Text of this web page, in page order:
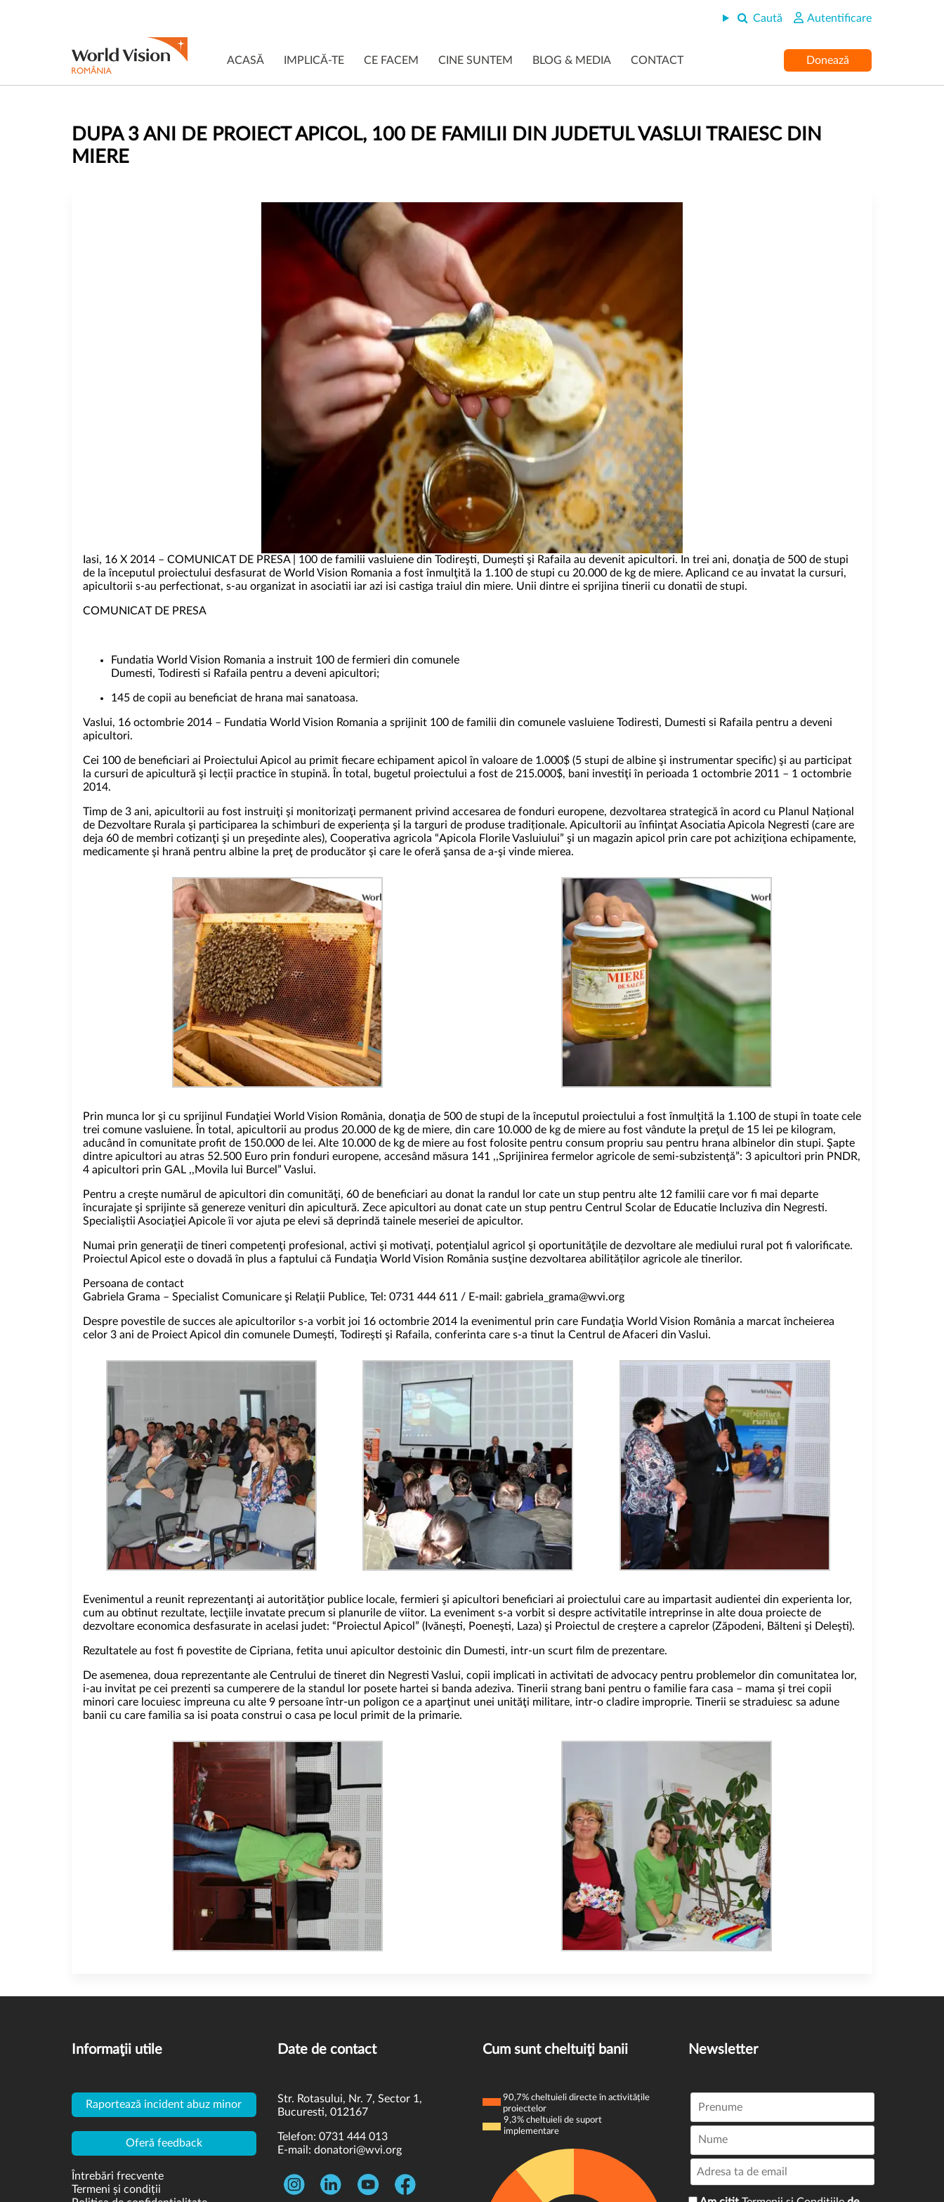
Caută Autentificare
ACASĂ IMPLICĂ-TE CE FACEM CINE SUNTEM BLOG & MEDIA CONTACT Donează
DUPA 3 ANI DE PROIECT APICOL, 100 DE FAMILII DIN JUDETUL VASLUI TRAIESC DIN
MIERE
Iasi, 16 X 2014 – COMUNICAT DE PRESA | 100 de familii vasluiene din Todireşti, Dumeşti şi Rafaila au devenit apicultori. In trei ani, donaţia de 500 de stupi
de la începutul proiectului desfasurat de World Vision Romania a fost înmulţită la 1.100 de stupi cu 20.000 de kg de miere. Aplicand ce au invatat la cursuri,
apicultorii s-au perfectionat, s-au organizat in asociatii iar azi isi castiga traiul din miere. Unii dintre ei sprijina tinerii cu donatii de stupi.
COMUNICAT DE PRESA
Fundatia World Vision Romania a instruit 100 de fermieri din comunele
Dumesti, Todiresti si Rafaila pentru a deveni apicultori;
145 de copii au beneficiat de hrana mai sanatoasa.
Vaslui, 16 octombrie 2014 – Fundatia World Vision Romania a sprijinit 100 de familii din comunele vasluiene Todiresti, Dumesti si Rafaila pentru a deveni
apicultori.
Cei 100 de beneficiari ai Proiectului Apicol au primit fiecare echipament apicol în valoare de 1.000$ (5 stupi de albine şi instrumentar specific) şi au participat
la cursuri de apicultură şi lecții practice în stupină. În total, bugetul proiectului a fost de 215.000$, bani investiţi în perioada 1 octombrie 2011 – 1 octombrie
2014.
Timp de 3 ani, apicultorii au fost instruiţi şi monitorizaţi permanent privind accesarea de fonduri europene, dezvoltarea strategică în acord cu Planul Național
de Dezvoltare Rurala şi participarea la schimburi de experiența şi la targuri de produse tradiționale. Apicultorii au înfiinţat Asociatia Apicola Negresti (care are
deja 60 de membri cotizanţi şi un preşedinte ales), Cooperativa agricola “Apicola Florile Vasluiului” şi un magazin apicol prin care pot achiziţiona echipamente,
medicamente şi hrană pentru albine la preţ de producător şi care le oferă şansa de a-şi vinde mierea.
Prin munca lor şi cu sprijinul Fundaţiei World Vision România, donaţia de 500 de stupi de la începutul proiectului a fost înmulţită la 1.100 de stupi în toate cele
trei comune vasluiene. În total, apicultorii au produs 20.000 de kg de miere, din care 10.000 de kg de miere au fost vândute la preţul de 15 lei pe kilogram,
aducând în comunitate profit de 150.000 de lei. Alte 10.000 de kg de miere au fost folosite pentru consum propriu sau pentru hrana albinelor din stupi. Şapte
dintre apicultori au atras 52.500 Euro prin fonduri europene, accesând măsura 141 ,,Sprijinirea fermelor agricole de semi-subzistenţă”: 3 apicultori prin PNDR,
4 apicultori prin GAL ,,Movila lui Burcel” Vaslui.
Pentru a creşte numărul de apicultori din comunităţi, 60 de beneficiari au donat la randul lor cate un stup pentru alte 12 familii care vor fi mai departe
încurajate şi sprijinte să genereze venituri din apicultură. Zece apicultori au donat cate un stup pentru Centrul Scolar de Educatie Incluziva din Negresti.
Specialiştii Asociaţiei Apicole îi vor ajuta pe elevi să deprindă tainele meseriei de apicultor.
Numai prin generaţii de tineri competenţi profesional, activi şi motivaţi, potenţialul agricol şi oportunităţile de dezvoltare ale mediului rural pot fi valorificate.
Proiectul Apicol este o dovadă în plus a faptului că Fundaţia World Vision România susţine dezvoltarea abilităților agricole ale tinerilor.
Persoana de contact
Gabriela Grama – Specialist Comunicare şi Relaţii Publice, Tel: 0731 444 611 / E-mail: gabriela_grama@wvi.org
Despre povestile de succes ale apicultorilor s-a vorbit joi 16 octombrie 2014 la evenimentul prin care Fundaţia World Vision România a marcat încheierea
celor 3 ani de Proiect Apicol din comunele Dumeşti, Todireşti şi Rafaila, conferinta care s-a tinut la Centrul de Afaceri din Vaslui.
Evenimentul a reunit reprezentanţi ai autorităţior publice locale, fermieri şi apicultori beneficiari ai proiectului care au impartasit audientei din experienta lor,
cum au obtinut rezultate, lecţiile invatate precum si planurile de viitor. La eveniment s-a vorbit si despre activitatile intreprinse in alte doua proiecte de
dezvoltare economica desfasurate in acelasi judet: “Proiectul Apicol” (Ivăneşti, Poeneşti, Laza) şi Proiectul de creştere a caprelor (Zăpodeni, Bălteni şi Deleşti).
Rezultatele au fost fi povestite de Cipriana, fetita unui apicultor destoinic din Dumesti, intr-un scurt film de prezentare.
De asemenea, doua reprezentante ale Centrului de tineret din Negresti Vaslui, copii implicati in activitati de advocacy pentru problemelor din comunitatea lor,
i-au invitat pe cei prezenti sa cumperere de la standul lor posete hartei si banda adeziva. Tinerii strang bani pentru o familie fara casa – mama şi trei copii
minori care locuiesc impreuna cu alte 9 persoane într-un poligon ce a aparţinut unei unităţi militare, intr-o cladire improprie. Tinerii se straduiesc sa adune
banii cu care familia sa isi poata construi o casa pe locul primit de la primarie.
Informaţii utile
Raportează incident abuz minor
Oferă feedback
Întrebări frecvente
Termeni și condiții
Date de contact
Str. Rotasului, Nr. 7, Sector 1,
Bucuresti, 012167
Telefon: 0731 444 013
E-mail: donatori@wvi.org
Cum sunt cheltuiţi banii
90,7% cheltuieli directe în activitățile
proiectelor
9,3% cheltuieli de suport
implementare
Newsletter